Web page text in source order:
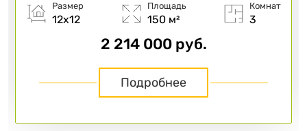
Размер
12х12
Площадь
150 м²
Комнат
3
2 214 000 руб.
Подробнее